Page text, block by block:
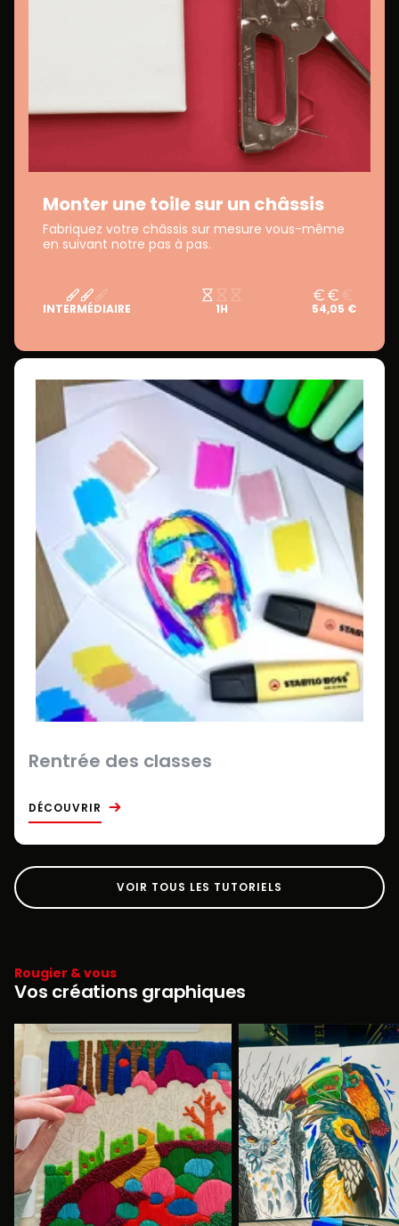
Monter une toile sur un châssis
Fabriquez votre châssis sur mesure vous-même
en suivant notre pas à pas.
INTERMÉDIAIRE 1H 54,05 €
Rentrée des classes
DÉCOUVRIR
VOIR TOUS LES TUTORIELS
Rougier & vous
Vos créations graphiques